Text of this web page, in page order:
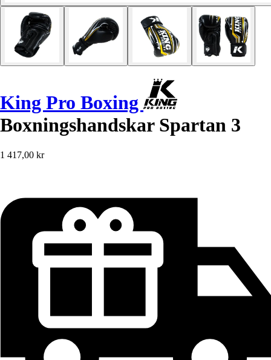
King Pro Boxing
Boxningshandskar Spartan 3
1 417,00 kr